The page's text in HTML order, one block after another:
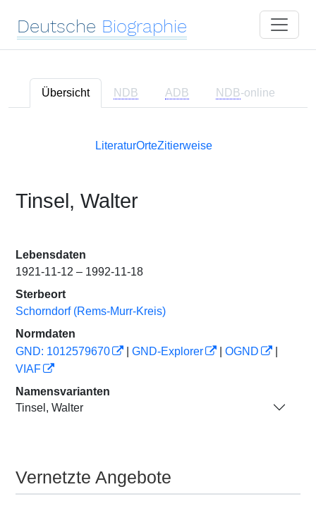
Deutsche Biographie
Übersicht NDB ADB NDB-online
LiteraturOrteZitierweise
Tinsel, Walter
Lebensdaten
1921-11-12 – 1992-11-18
Sterbeort
Schorndorf (Rems-Murr-Kreis)
Normdaten
GND: 1012579670
GND-Explorer OGND
VIAF
Namensvarianten
Tinsel, Walter
Vernetzte Angebote